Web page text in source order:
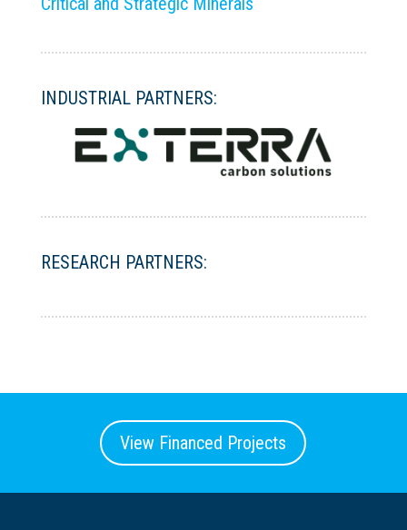
INDUSTRIAL PARTNERS:
RESEARCH PARTNERS:
View Financed Projects